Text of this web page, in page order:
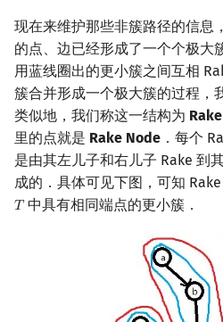
现在来维护那些非簇路径的信息
的点、边已经形成了一个个极大
用蓝线圈出的更小簇之间互相
簇合并形成一个极大簇的过程，
类似地，我们称这一结构为
里的点就是 Rake Node ．每个
是由其左儿子和右儿子 Rake 到
成的．具体可见下图，可知
𝑇
T 中具有相同端点的更小簇．